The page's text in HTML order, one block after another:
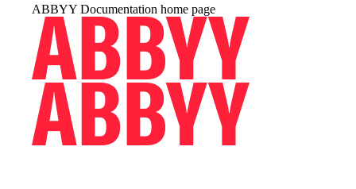
ABBYY Documentation home page